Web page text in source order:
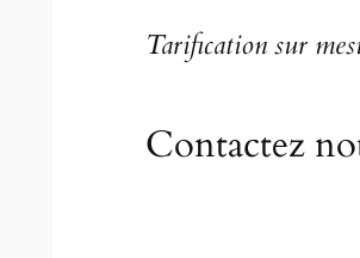
Tarification sur
Contactez